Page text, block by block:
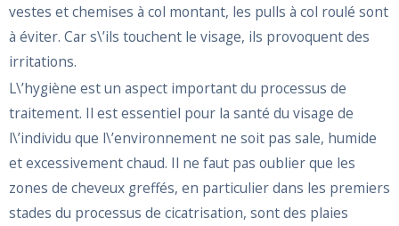
vestes et chemises à col montant, les pulls à col roulé sont
à éviter. Car s\’ils touchent le visage, ils provoquent des
irritations.
L\’hygiène est un aspect important du processus de
traitement. Il est essentiel pour la santé du visage de
l\’individu que l\’environnement ne soit pas sale, humide
et excessivement chaud. Il ne faut pas oublier que les
zones de cheveux greffés, en particulier dans les premiers
stades du processus de cicatrisation, sont des plaies